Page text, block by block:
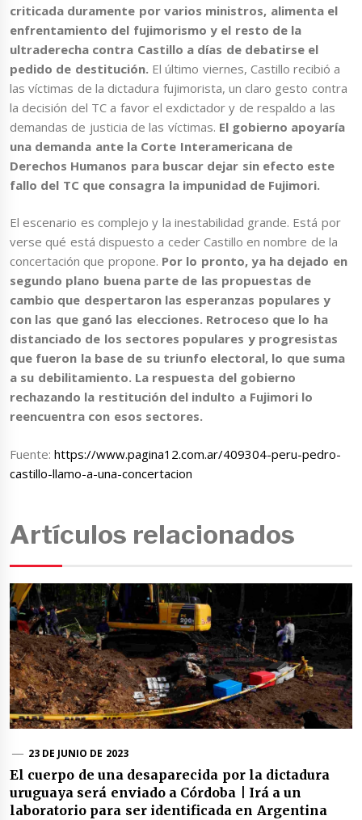
criticada duramente por varios ministros, alimenta el
enfrentamiento del fujimorismo y el resto de la
ultraderecha contra Castillo a días de debatirse el
pedido de destitución. El último viernes, Castillo recibió a
las víctimas de la dictadura fujimorista, un claro gesto contra
la decisión del TC a favor el exdictador y de respaldo a las
demandas de justicia de las víctimas. El gobierno apoyaría
una demanda ante la Corte Interamericana de
Derechos Humanos para buscar dejar sin efecto este
fallo del TC que consagra la impunidad de Fujimori.
El escenario es complejo y la inestabilidad grande. Está por
verse qué está dispuesto a ceder Castillo en nombre de la
concertación que propone. Por lo pronto, ya ha dejado en
segundo plano buena parte de las propuestas de
cambio que despertaron las esperanzas populares y
con las que ganó las elecciones. Retroceso que lo ha
distanciado de los sectores populares y progresistas
que fueron la base de su triunfo electoral, lo que suma
a su debilitamiento. La respuesta del gobierno
rechazando la restitución del indulto a Fujimori lo
reencuentra con esos sectores.
Fuente:https://www.pagina12.com.ar/409304-peru-pedro-
castillo-llamo-a-una-concertacion
Artículos relacionados
23 DE JUNIO DE 2023
El cuerpo de una desaparecida por la dictadura
uruguaya será enviado a Córdoba | Irá a un
laboratorio para ser identificada en Argentina